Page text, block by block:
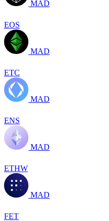
MAD
EOS
MAD
ETC
MAD
ENS
MAD
ETHW
MAD
FET